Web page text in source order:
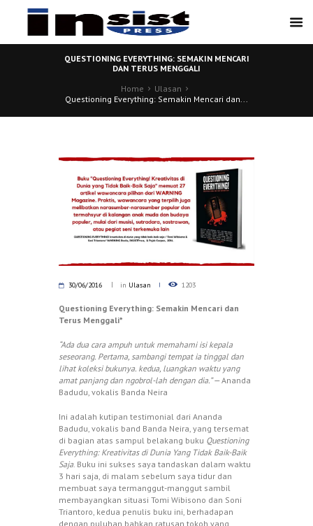
QUESTIONING EVERYTHING: SEMAKIN MENCARI
DAN TERUS MENGGALI
Home
Ulasan
Questioning Everything: Semakin Mencari dan...
30/06/2016 in Ulasan 1203
Questioning Everything: Semakin Mencari dan
Terus Menggali*
“Ada dua cara ampuh untuk memahami isi kepala
seseorang. Pertama, sambangi tempat ia tinggal dan
lihat koleksi bukunya. kedua, luangkan waktu yang
amat panjang dan ngobrol-lah dengan dia.” —Ananda
Badudu, vokalis Banda Neira
Ini adalah kutipan testimonial dari Ananda
Badudu, vokalis band Banda Neira, yang tersemat
di bagian atas sampul belakang buku Questioning
Everything: Kreativitas di Dunia Yang Tidak Baik-Baik
Saja. Buku ini sukses saya tandaskan dalam waktu
3 hari saja, di malam sebelum saya tidur dan
membuat saya termanggut-manggut sambil
membayangkan situasi Tomi Wibisono dan Soni
Triantoro, kedua penulis buku ini, berhadapan
dengan puluhan bahkan ratusan tokoh yang